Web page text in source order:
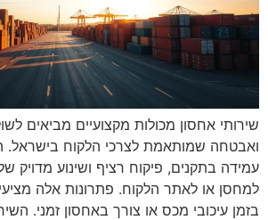
שירותי אחסון מכולות מקצועיים מביאים
ואבטחה שמותאמת לצרכי הלקוח בישראל.
עמידה בתקנים, פיקוח רציף ושינוע מדויק
למחסן או לאתר הלקוח. פתרונות אלה
בזמן עיכובי מכס או צורך באחסון זמני.